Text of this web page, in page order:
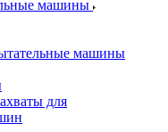
машины
машины
для